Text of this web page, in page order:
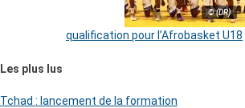
© (DR)
qualification pour l’Afrobasket U18
Les plus lus
Tchad : lancement de la formation